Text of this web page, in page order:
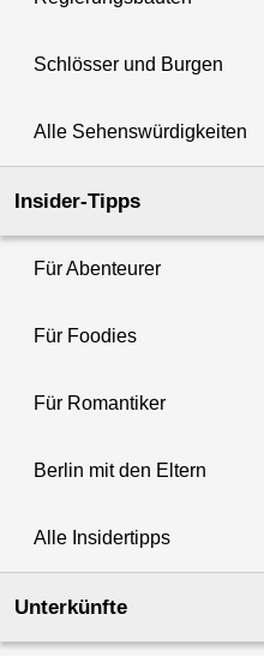
Schlösser und Burgen
Alle Sehenswürdigkeiten
Insider-Tipps
Für Abenteurer
Für Foodies
Für Romantiker
Berlin mit den Eltern
Alle Insidertipps
Unterkünfte